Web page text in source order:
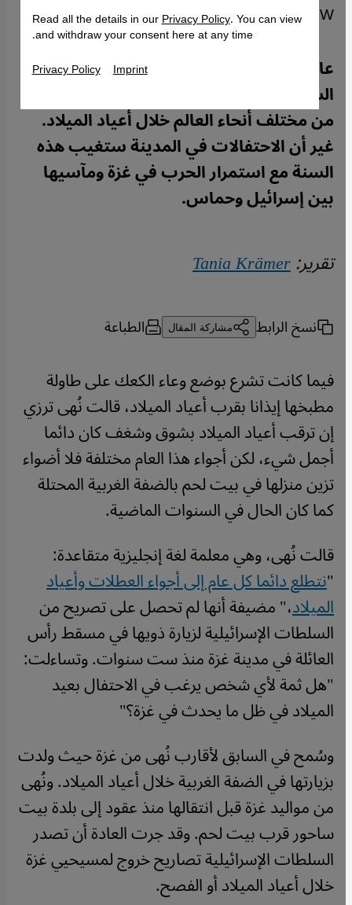
Kraemer/DW
عادة ما تكون مدينة بيت لحم، مسقط رأس
السيد المسيح، مكتظة بالمصلين والزائرين
من مختلف أنحاء العالم خلال أعياد الميلاد.
غير أن الاحتفالات في المدينة ستغيب هذه
السنة مع استمرار الحرب في غزة ومآسيها
بين إسرائيل وحماس.
تقرير:Tania Krämer
نسخ الرابط مشاركة المقال الطباعة
فيما كانت تشرع بوضع وعاء الكعك على طاولة
مطبخها إيذانا بقرب أعياد الميلاد، قالت نُهى ترزي
إن ترقب أعياد الميلاد بشوق وشغف كان دائما
أجمل شيء، لكن أجواء هذا العام مختلفة فلا أضواء
تزين منزلها في بيت لحم بالضفة الغربية المحتلة
كما كان الحال في السنوات الماضية.
قالت نُهى، وهي معلمة لغة إنجليزية متقاعدة:
"نتطلع دائما كل عام إلى أجواء العطلات وأعياد
الميلاد،" مضيفة أنها لم تحصل على تصريح من
السلطات الإسرائيلية لزيارة ذويها في مسقط رأس
العائلة في مدينة غزة منذ ست سنوات. وتساءلت:
"هل ثمة لأي شخص يرغب في الاحتفال بعيد
الميلاد في ظل ما يحدث في غزة؟"
وسُمح في السابق لأقارب نُهى من غزة حيث ولدت
بزيارتها في الضفة الغربية خلال أعياد الميلاد. ونُهى
من مواليد غزة قبل انتقالها منذ عقود إلى بلدة بيت
ساحور قرب بيت لحم. وقد جرت العادة أن تصدر
السلطات الإسرائيلية تصاريح خروج لمسيحيي غزة
خلال أعياد الميلاد أو الفصح.
Read all the details in ourPrivacy Policy. You can view
and withdraw your consent here at any time.
Privacy Policy Imprint